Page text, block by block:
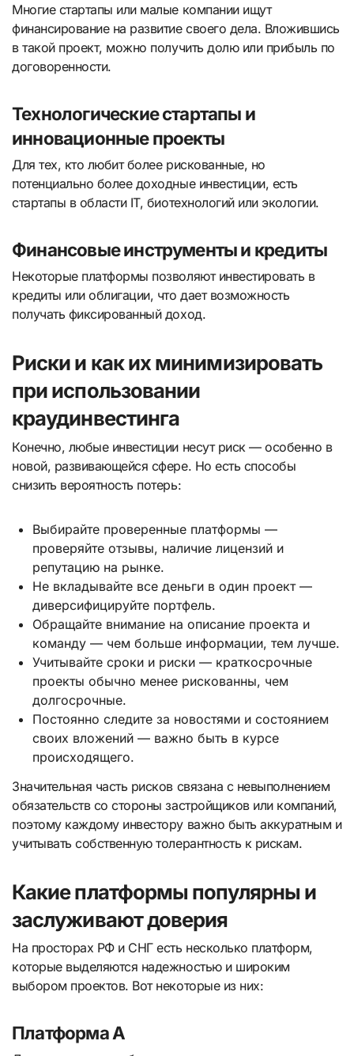
Многие стартапы или малые компании ищут
финансирование на развитие своего дела. Вложившись
в такой проект, можно получить долю или прибыль по
договоренности.
Технологические стартапы и
инновационные проекты
Для тех, кто любит более рискованные, но
потенциально более доходные инвестиции, есть
стартапы в области IT, биотехнологий или экологии.
Финансовые инструменты и кредиты
Некоторые платформы позволяют инвестировать в
кредиты или облигации, что дает возможность
получать фиксированный доход.
Риски и как их минимизировать
при использовании
краудинвестинга
Конечно, любые инвестиции несут риск — особенно в
новой, развивающейся сфере. Но есть способы
снизить вероятность потерь:
Выбирайте проверенные платформы —
проверяйте отзывы, наличие лицензий и
репутацию на рынке.
Не вкладывайте все деньги в один проект —
диверсифицируйте портфель.
Обращайте внимание на описание проекта и
команду — чем больше информации, тем лучше.
Учитывайте сроки и риски — краткосрочные
проекты обычно менее рискованны, чем
долгосрочные.
Постоянно следите за новостями и состоянием
своих вложений — важно быть в курсе
происходящего.
Значительная часть рисков связана с невыполнением
обязательств со стороны застройщиков или компаний,
поэтому каждому инвестору важно быть аккуратным и
учитывать собственную толерантность к рискам.
Какие платформы популярны и
заслуживают доверия
На просторах РФ и СНГ есть несколько платформ,
которые выделяются надежностью и широким
выбором проектов. Вот некоторые из них:
Платформа А